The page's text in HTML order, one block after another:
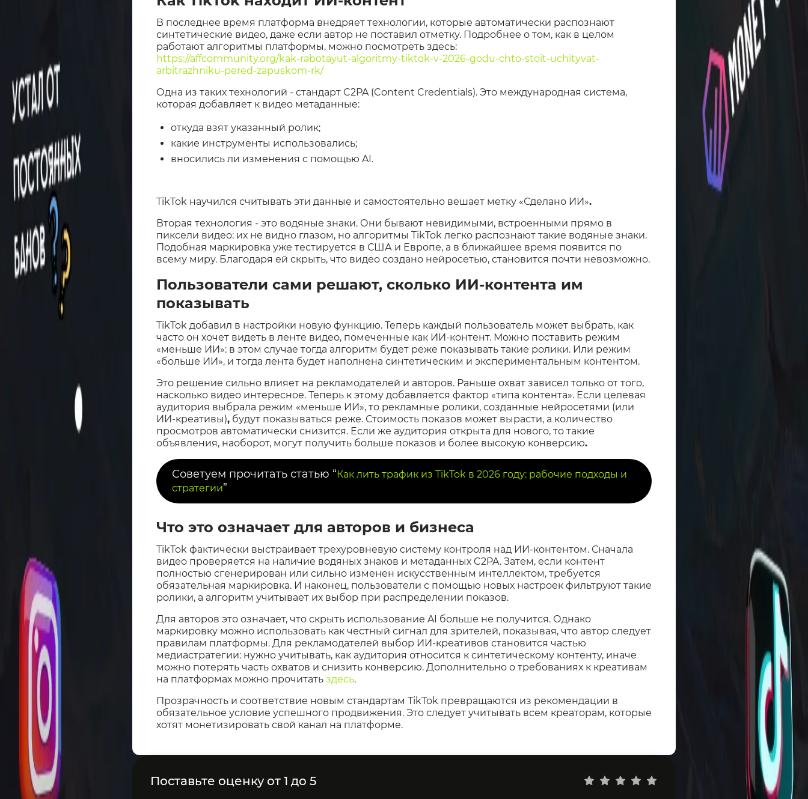
В последнее время платформа внедряет технологии, которые автоматически распознают
синтетические видео, даже если автор не поставил отметку. Подробнее о том, как в целом
работают алгоритмы платформы, можно посмотреть здесь:
https://affcommunity.org/kak-rabotayut-algoritmy-tiktok-v-2026-godu-chto-stoit-uchityvat-
arbitrazhniku-pered-zapuskom-rk/
Одна из таких технологий - стандарт C2PA (Content Credentials). Это международная система,
которая добавляет к видео метаданные:
откуда взят указанный ролик;
какие инструменты использовались;
вносились ли изменения с помощью AI.
TikTok научился считывать эти данные и самостоятельно вешает метку «Сделано ИИ».
Вторая технология - это водяные знаки. Они бывают невидимыми, встроенными прямо в
пиксели видео: их не видно глазом, но алгоритмы TikTok легко распознают такие водяные знаки.
Подобная маркировка уже тестируется в США и Европе, а в ближайшее время появится по
всему миру. Благодаря ей скрыть, что видео создано нейросетью, становится почти невозможно.
Пользователи сами решают, сколько ИИ‑контента им
показывать
TikTok добавил в настройки новую функцию. Теперь каждый пользователь может выбрать, как
часто он хочет видеть в ленте видео, помеченные как ИИ‑контент. Можно поставить режим
«меньше ИИ»: в этом случае тогда алгоритм будет реже показывать такие ролики. Или режим
«больше ИИ», и тогда лента будет наполнена синтетическим и экспериментальным контентом.
Это решение сильно влияет на рекламодателей и авторов. Раньше охват зависел только от того,
насколько видео интересное. Теперь к этому добавляется фактор «типа контента». Если целевая
аудитория выбрала режим «меньше ИИ», то рекламные ролики, созданные нейросетями (или
ИИ-креативы), будут показываться реже. Стоимость показов может вырасти, а количество
просмотров автоматически снизится. Если же аудитория открыта для нового, то такие
объявления, наоборот, могут получить больше показов и более высокую конверсию.
Советуем прочитать статью “Как лить трафик из TikTok в 2026 году: рабочие подходы и
стратегии”
Что это означает для авторов и бизнеса
TikTok фактически выстраивает трехуровневую систему контроля над ИИ‑контентом. Сначала
видео проверяется на наличие водяных знаков и метаданных C2PA. Затем, если контент
полностью сгенерирован или сильно изменен искусственным интеллектом, требуется
обязательная маркировка. И наконец, пользователи с помощью новых настроек фильтруют такие
ролики, а алгоритм учитывает их выбор при распределении показов.
Для авторов это означает, что скрыть использование AI больше не получится. Однако
маркировку можно использовать как честный сигнал для зрителей, показывая, что автор следует
правилам платформы. Для рекламодателей выбор ИИ‑креативов становится частью
медиастратегии: нужно учитывать, как аудитория относится к синтетическому контенту, иначе
можно потерять часть охватов и снизить конверсию. Дополнительно о требованиях к креативам
на платформах можно прочитать здесь.
Прозрачность и соответствие новым стандартам TikTok превращаются из рекомендации в
обязательное условие успешного продвижения. Это следует учитывать всем креаторам, которые
хотят монетизировать свой канал на платформе.
Поставьте оценку от 1 до 5